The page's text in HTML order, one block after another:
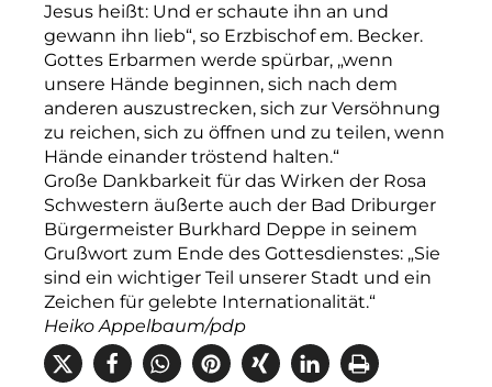
Jesus heißt: Und er schaute ihn an und
gewann ihn lieb“, so Erzbischof em. Becker.
Gottes Erbarmen werde spürbar, „wenn
unsere Hände beginnen, sich nach dem
anderen auszustrecken, sich zur Versöhnung
zu reichen, sich zu öffnen und zu teilen, wenn
Hände einander tröstend halten.“
Große Dankbarkeit für das Wirken der Rosa
Schwestern äußerte auch der Bad Driburger
Bürgermeister Burkhard Deppe in seinem
Grußwort zum Ende des Gottesdienstes: „Sie
sind ein wichtiger Teil unserer Stadt und ein
Zeichen für gelebte Internationalität.“
Heiko Appelbaum/pdp